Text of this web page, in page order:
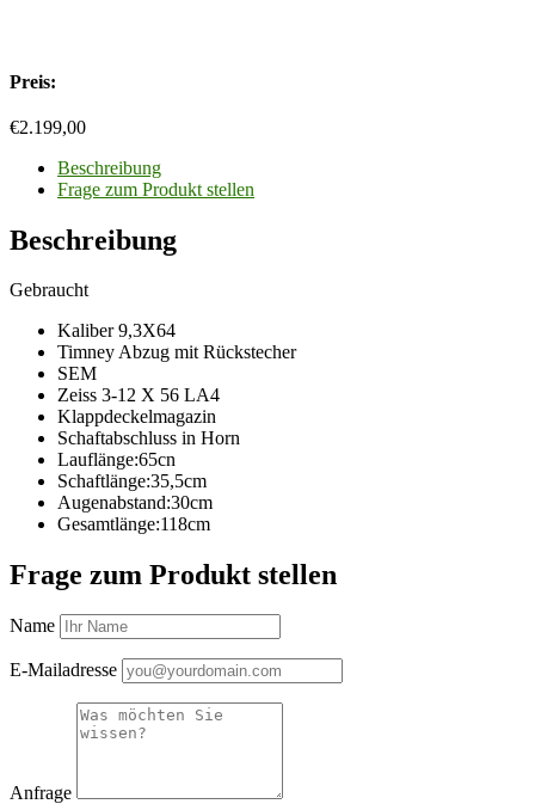
Preis:
€2.199,00
Beschreibung
Frage zum Produkt stellen
Beschreibung
Gebraucht
Kaliber 9,3X64
Timney Abzug mit Rückstecher
SEM
Zeiss 3-12 X 56 LA4
Klappdeckelmagazin
Schaftabschluss in Horn
Lauflänge:65cn
Schaftlänge:35,5cm
Augenabstand:30cm
Gesamtlänge:118cm
Frage zum Produkt stellen
Name
E-Mailadresse
Anfrage